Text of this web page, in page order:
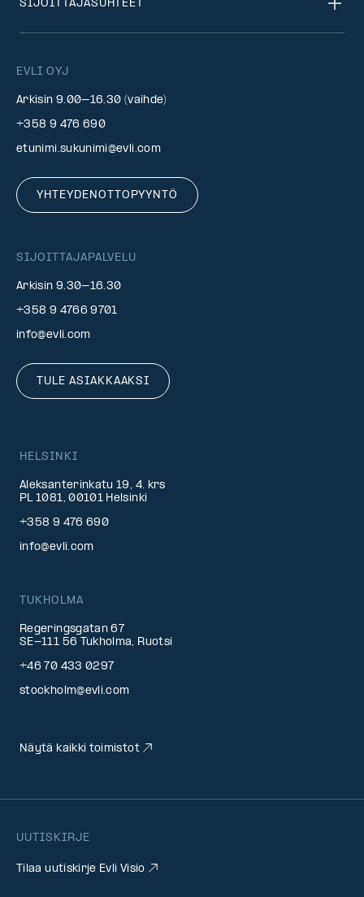
EVLI OYJ
Arkisin 9.00–16.30 (vaihde)
+358 9 476 690
etunimi.sukunimi@evli.com
YHTEYDENOTTOPYYNTÖ
SIJOITTAJAPALVELU
Arkisin 9.30–16.30
+358 9 4766 9701
info@evli.com
TULE ASIAKKAAKSI
SIJOITTAJASUHTEET
UUTISKIRJE
Tilaa uutiskirje Evli Visio
HELSINKI
Aleksanterinkatu 19, 4. krs
PL 1081, 00101 Helsinki
+358 9 476 690
info@evli.com
TUKHOLMA
Regeringsgatan 67
SE-111 56 Tukholma, Ruotsi
+46 70 433 0297
stockholm@evli.com
Näytä kaikki toimistot